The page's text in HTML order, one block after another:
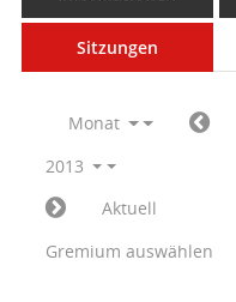
Sitzungen
Monat
2013
Aktuell
Gremium auswählen